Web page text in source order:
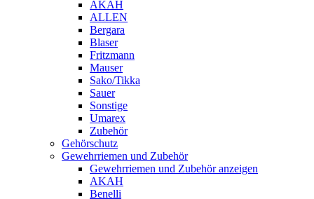
AKAH
ALLEN
Bergara
Blaser
Fritzmann
Mauser
Sako/Tikka
Sauer
Sonstige
Umarex
Zubehör
Gehörschutz
Gewehrriemen und Zubehör
Gewehrriemen und Zubehör anzeigen
AKAH
Benelli